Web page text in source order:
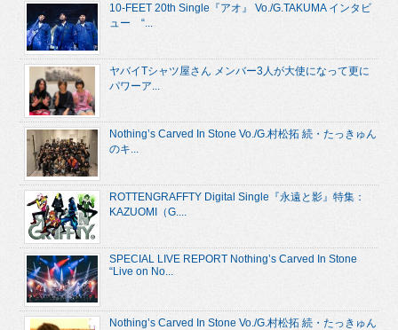
10-FEET 20th Single『アオ』 Vo./G.TAKUMA インタビ
ュー “...
ヤバイTシャツ屋さん メンバー3人が大使になって更に
パワーア...
Nothing’s Carved In Stone Vo./G.村松拓 続・たっきゅん
のキ...
ROTTENGRAFFTY Digital Single『永遠と影』特集：
KAZUOMI（G....
SPECIAL LIVE REPORT Nothing’s Carved In Stone
“Live on No...
Nothing’s Carved In Stone Vo./G.村松拓 続・たっきゅん